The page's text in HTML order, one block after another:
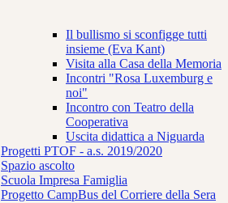
Il bullismo si sconfigge tutti
insieme (Eva Kant)
Visita alla Casa della Memoria
Incontri "Rosa Luxemburg e
noi"
Incontro con Teatro della
Cooperativa
Uscita didattica a Niguarda
Progetti PTOF - a.s. 2019/2020
Spazio ascolto
Scuola Impresa Famiglia
Progetto CampBus del Corriere della Sera